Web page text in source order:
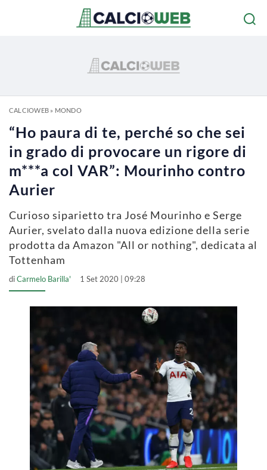
CALCIOWEB» MONDO
“Ho paura di te, perché so che sei
in grado di provocare un rigore di
m***a col VAR”: Mourinho contro
Aurier
Curioso siparietto tra José Mourinho e Serge
Aurier, svelato dalla nuova edizione della serie
prodotta da Amazon "All or nothing", dedicata al
Tottenham
diCarmelo Barilla' 1 Set 2020 | 09:28